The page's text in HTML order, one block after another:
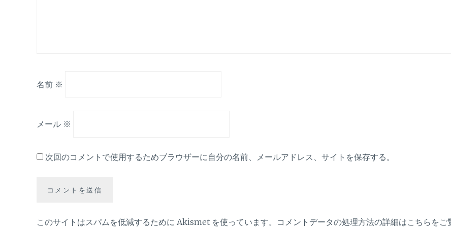
名前 ※
メール ※
次回のコメントで使用するためブラウザーに自分の名前、メールアドレス、サイトを保存する。
このサイトはスパムを低減するために Akismet を使っています。 コメントデータの処理方法の詳細はこちらをご